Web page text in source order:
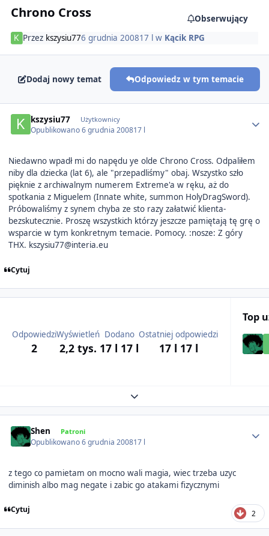
Chrono Cross
Obserwujący
Przez kszysiu776 grudnia 200817 l w Kącik RPG
Dodaj nowy temat Odpowiedz w tym temacie
kszysiu77 Użytkownicy
Opublikowano6 grudnia 200817 l
Niedawno wpadł mi do napędu ye olde Chrono Cross. Odpaliłem
niby dla dziecka (lat 6), ale "przepadliśmy" obaj. Wszystko szło
pięknie z archiwalnym numerem Extreme'a w ręku, aż do
spotkania z Miguelem (Innate white, summon HolyDragSword).
Próbowaliśmy z synem chyba ze sto razy załatwić klienta-
bezskutecznie. Proszę wszystkich którzy jeszcze pamiętają tę grę o
wsparcie w tym konkretnym temacie. Pomocy. :nosze: Z góry
THX. kszysiu77@interia.eu
Cytuj
Odpowiedzi
2
Wyświetleń
2,2 tys.
Dodano
17 l 17 l
Ostatniej odpowiedzi
17 l 17 l
Top
Expand topic overview
Shen Patroni
Opublikowano6 grudnia 200817 l
z tego co pamietam on mocno wali magia, wiec trzeba uzyc
diminish albo mag negate i zabic go atakami fizycznymi
Cytuj 2